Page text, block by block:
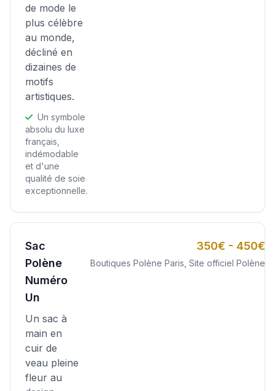
de mode le
plus célèbre
au monde,
décliné en
dizaines de
motifs
artistiques.
Un symbole
absolu du luxe
français,
indémodable
et d'une
qualité de soie
exceptionnelle.
Sac
Polène
Numéro
Un
Un sac à
main en
cuir de
veau pleine
fleur au
350€ - 450€
Boutiques Polène Paris, Site officiel Polène